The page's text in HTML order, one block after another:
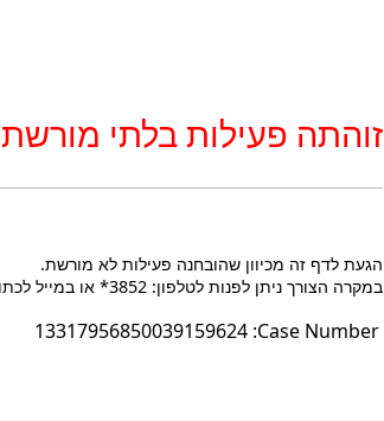
זוהתה פעילות בלתי מורשת
הגעת לדף זה מכיוון שהובחנה פעילות לא מורשת.
במקרה הצורך ניתן לפנות לטלפון: 3852* או במייל לכתובת Courtinfo@court.gov.il עם מספר הפעולה בעת הפנייה.
Case Number:
13317956850039159624